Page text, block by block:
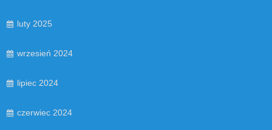
luty 2025
wrzesień 2024
lipiec 2024
czerwiec 2024